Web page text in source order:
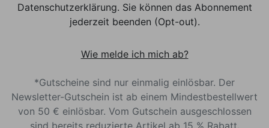
Datenschutzerklärung. Sie können das Abonnement
jederzeit beenden (Opt-out).
Wie melde ich mich ab?
*Gutscheine sind nur einmalig einlösbar. Der
Newsletter-Gutschein ist ab einem Mindestbestellwert
von 50 € einlösbar. Vom Gutschein ausgeschlossen
sind bereits reduzierte Artikel ab 15 % Rabatt.